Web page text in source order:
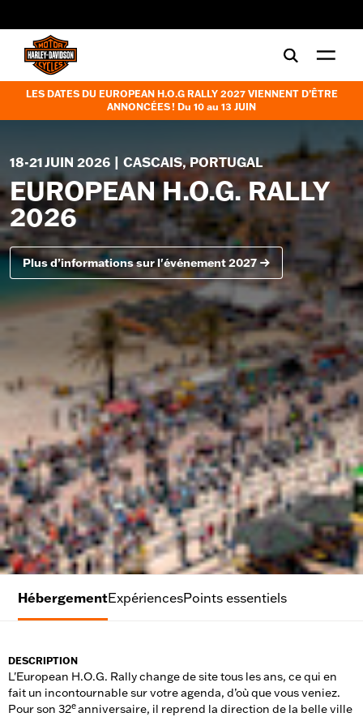
LES DATES DU EUROPEAN H.O.G RALLY 2027 VIENNENT D’ÊTRE
ANNONCÉES ! Du 10 au 13 JUIN
18-21 JUIN 2026 | CASCAIS, PORTUGAL
EUROPEAN H.O.G. RALLY
2026
Plus d’informations sur l'événement 2027
HébergementExpériencesPoints essentiels
DESCRIPTION
L'European H.O.G. Rally change de site tous les ans, ce qui en
fait un incontournable sur votre agenda, d’où que vous veniez.
Pour son 32eanniversaire, il reprend la direction de la belle ville